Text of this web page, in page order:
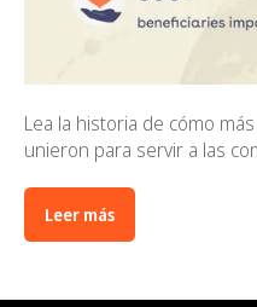
Lea la historia de cómo
unieron para servir a las
Leer más